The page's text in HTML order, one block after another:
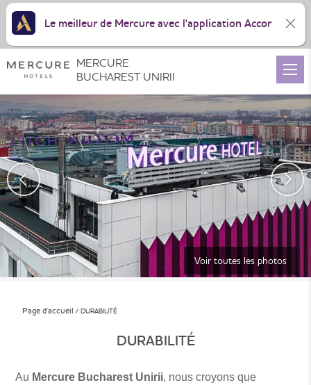
Voir toutes les photos
Page d'accueil DURABILITÉ
DURABILITÉ
Au Mercure Bucharest Unirii, nous croyons que
MERCURE
BUCHAREST UNIRII
Le meilleur de Mercure avec l'application Accor